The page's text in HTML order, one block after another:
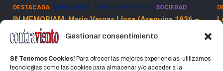
Gestionar consentimiento
Si! Tenemos Cookies! Para ofrecer las mejores experiencias, utilizamos
tecnologías como las cookies para almacenar y/o acceder a la
1936 –
DESTACADA ESPECIALES SOCIEDAD
Los Dolores de la Guerra Flamenca
13 marzo, 2025 Jorge Martinez Jorge